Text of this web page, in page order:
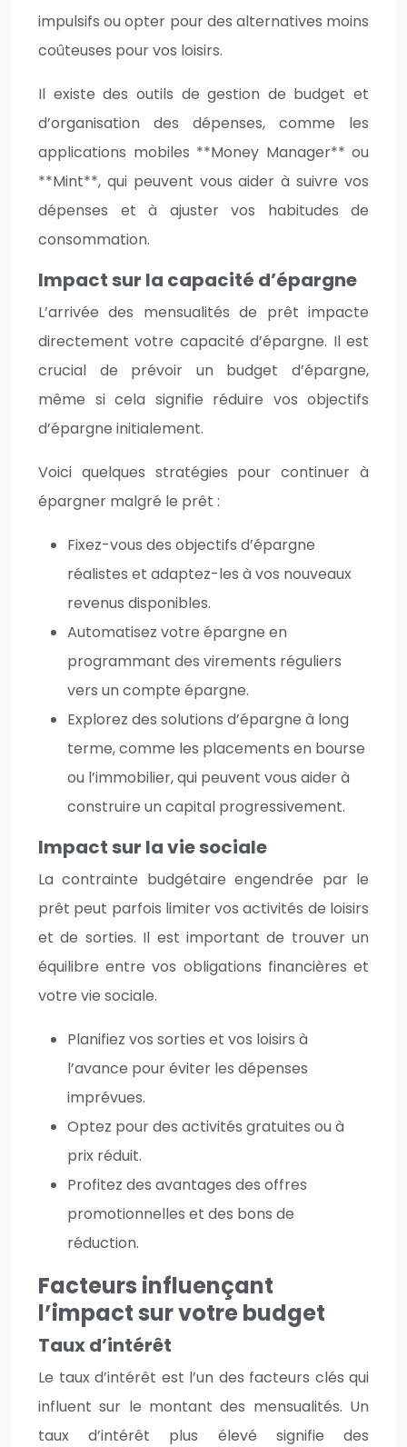
impulsifs ou opter pour des alternatives moins
coûteuses pour vos loisirs.
Il existe des outils de gestion de budget et
d’organisation des dépenses, comme les
applications mobiles **Money Manager** ou
**Mint**, qui peuvent vous aider à suivre vos
dépenses et à ajuster vos habitudes de
consommation.
Impact sur la capacité d’épargne
L’arrivée des mensualités de prêt impacte
directement votre capacité d’épargne. Il est
crucial de prévoir un budget d’épargne,
même si cela signifie réduire vos objectifs
d’épargne initialement.
Voici quelques stratégies pour continuer à
épargner malgré le prêt :
Fixez-vous des objectifs d’épargne
réalistes et adaptez-les à vos nouveaux
revenus disponibles.
Automatisez votre épargne en
programmant des virements réguliers
vers un compte épargne.
Explorez des solutions d’épargne à long
terme, comme les placements en bourse
ou l’immobilier, qui peuvent vous aider à
construire un capital progressivement.
Impact sur la vie sociale
La contrainte budgétaire engendrée par le
prêt peut parfois limiter vos activités de loisirs
et de sorties. Il est important de trouver un
équilibre entre vos obligations financières et
votre vie sociale.
Planifiez vos sorties et vos loisirs à
l’avance pour éviter les dépenses
imprévues.
Optez pour des activités gratuites ou à
prix réduit.
Profitez des avantages des offres
promotionnelles et des bons de
réduction.
Facteurs influençant
l’impact sur votre budget
Taux d’intérêt
Le taux d’intérêt est l’un des facteurs clés qui
influent sur le montant des mensualités. Un
taux d’intérêt plus élevé signifie des